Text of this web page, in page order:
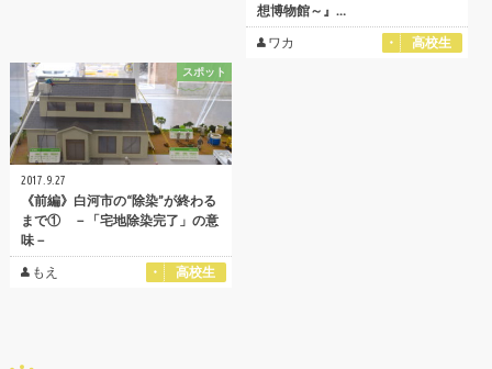
想博物館～』…
ワカ
高校生
スポット
2017.9.27
《前編》白河市の“除染”が終わる
まで① －「宅地除染完了」の意
味－
もえ
高校生